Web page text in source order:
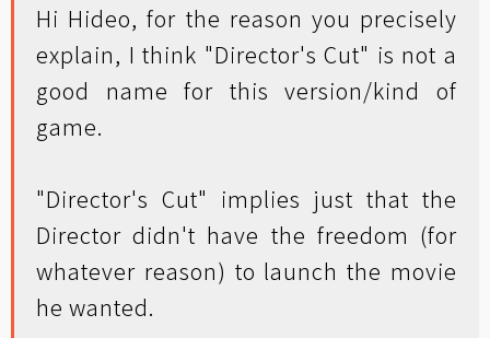
Hi Hideo, for the reason you precisely
explain, I think "Director's Cut" is not a
good name for this version/kind of
game.
"Director's Cut" implies just that the
Director didn't have the freedom (for
whatever reason) to launch the movie
he wanted.